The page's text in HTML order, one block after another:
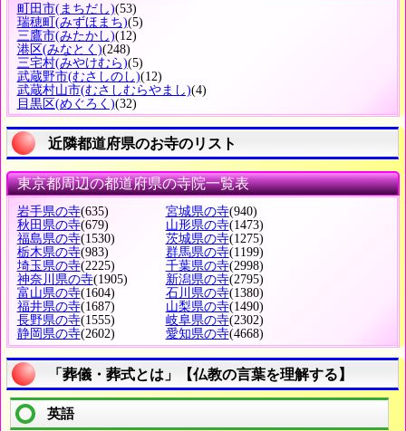
町田市(まちだし)(53)
瑞穂町(みずほまち)(5)
三鷹市(みたかし)(12)
港区(みなとく)(248)
三宅村(みやけむら)(5)
武蔵野市(むさしのし)(12)
武蔵村山市(むさしむらやまし)(4)
目黒区(めぐろく)(32)
近隣都道府県のお寺のリスト
東京都周辺の都道府県の寺院一覧表
岩手県の寺(635) 宮城県の寺(940)
秋田県の寺(679) 山形県の寺(1473)
福島県の寺(1530) 茨城県の寺(1275)
栃木県の寺(983) 群馬県の寺(1199)
埼玉県の寺(2225) 千葉県の寺(2998)
神奈川県の寺(1905) 新潟県の寺(2795)
富山県の寺(1604) 石川県の寺(1380)
福井県の寺(1687) 山梨県の寺(1490)
長野県の寺(1555) 岐阜県の寺(2302)
静岡県の寺(2602) 愛知県の寺(4668)
「葬儀・葬式とは」【仏教の言葉を理解する】
英語